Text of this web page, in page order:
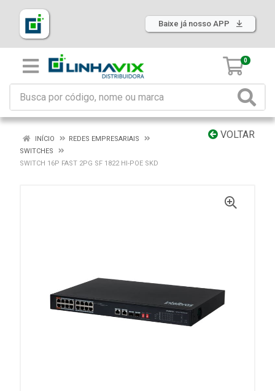
Baixe já nosso APP
0
VOLTAR
INÍCIO
REDES EMPRESARIAIS
SWITCHES
SWITCH 16P FAST 2PG SF 1822 HI-POE SKD